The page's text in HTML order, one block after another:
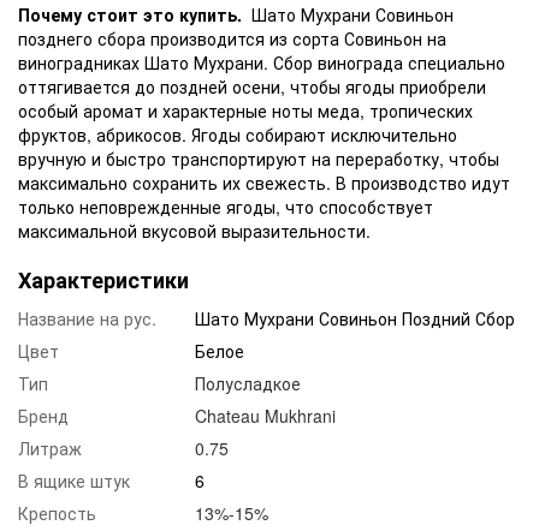
Почему стоит это купить. Шато Мухрани Совиньон
позднего сбора производится из сорта Совиньон на
виноградниках Шато Мухрани. Сбор винограда специально
оттягивается до поздней осени, чтобы ягоды приобрели
особый аромат и характерные ноты меда, тропических
фруктов, абрикосов. Ягоды собирают исключительно
вручную и быстро транспортируют на переработку, чтобы
максимально сохранить их свежесть. В производство идут
только неповрежденные ягоды, что способствует
максимальной вкусовой выразительности.
Характеристики
Название на рус.
Шато Мухрани Совиньон Поздний Сбор
Цвет
Белое
Тип
Полусладкое
Бренд
Chateau Mukhrani
Литраж
0.75
В ящике штук
6
Крепость
13%-15%